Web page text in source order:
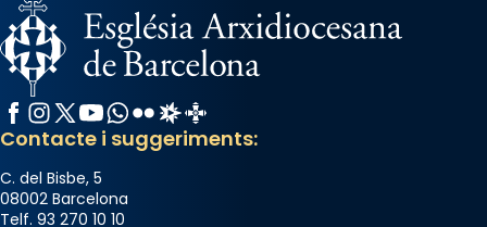
Facebook
Instagram
X / Twitter
YouTube
WhatsApp
FlickrRadio Estel
Catalunya Cristiana
Contacte i suggeriments:
C. del Bisbe, 5
08002 Barcelona
Telf. 93 270 10 10